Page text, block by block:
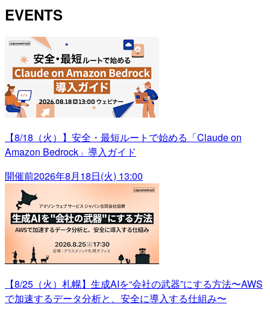
EVENTS
【8/18（火）】安全・最短ルートで始める「Claude on
Amazon Bedrock」導入ガイド
開催前2026年8月18日(火) 13:00
【8/25（火）札幌】生成AIを“会社の武器”にする方法〜AWS
で加速するデータ分析と、安全に導入する仕組み〜